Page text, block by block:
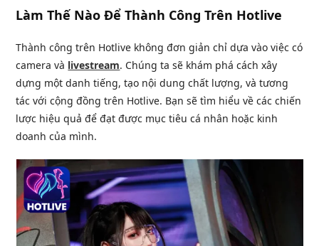
Làm Thế Nào Để Thành Công Trên Hotlive
Thành công trên Hotlive không đơn giản chỉ dựa vào việc có
camera và livestream. Chúng ta sẽ khám phá cách xây
dựng một danh tiếng, tạo nội dung chất lượng, và tương
tác với cộng đồng trên Hotlive. Bạn sẽ tìm hiểu về các chiến
lược hiệu quả để đạt được mục tiêu cá nhân hoặc kinh
doanh của mình.